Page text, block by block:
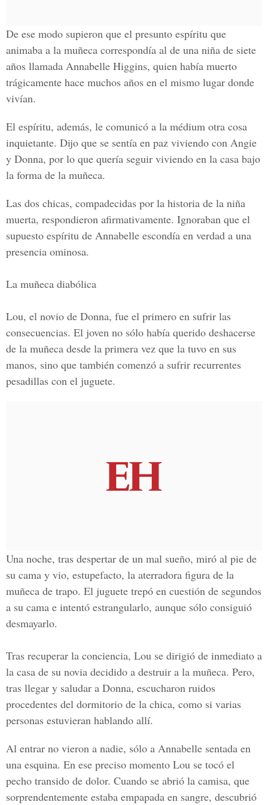
De ese modo supieron que el presunto espíritu que
animaba a la muñeca correspondía al de una niña de siete
años llamada Annabelle Higgins, quien había muerto
trágicamente hace muchos años en el mismo lugar donde
vivían.
El espíritu, además, le comunicó a la médium otra cosa
inquietante. Dijo que se sentía en paz viviendo con Angie
y Donna, por lo que quería seguir viviendo en la casa bajo
la forma de la muñeca.
Las dos chicas, compadecidas por la historia de la niña
muerta, respondieron afirmativamente. Ignoraban que el
supuesto espíritu de Annabelle escondía en verdad a una
presencia ominosa.
La muñeca diabólica
Lou, el novio de Donna, fue el primero en sufrir las
consecuencias. El joven no sólo había querido deshacerse
de la muñeca desde la primera vez que la tuvo en sus
manos, sino que también comenzó a sufrir recurrentes
pesadillas con el juguete.
Una noche, tras despertar de un mal sueño, miró al pie de
su cama y vio, estupefacto, la aterradora figura de la
muñeca de trapo. El juguete trepó en cuestión de segundos
a su cama e intentó estrangularlo, aunque sólo consiguió
desmayarlo.
Tras recuperar la conciencia, Lou se dirigió de inmediato a
la casa de su novia decidido a destruir a la muñeca. Pero,
tras llegar y saludar a Donna, escucharon ruidos
procedentes del dormitorio de la chica, como si varias
personas estuvieran hablando allí.
Al entrar no vieron a nadie, sólo a Annabelle sentada en
una esquina. En ese preciso momento Lou se tocó el
pecho transido de dolor. Cuando se abrió la camisa, que
sorprendentemente estaba empapada en sangre, descubrió